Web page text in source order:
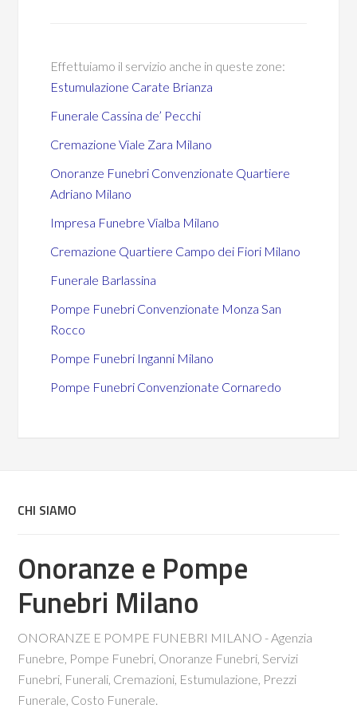
Effettuiamo il servizio anche in queste zone:
Estumulazione Carate Brianza
Funerale Cassina de’ Pecchi
Cremazione Viale Zara Milano
Onoranze Funebri Convenzionate Quartiere
Adriano Milano
Impresa Funebre Vialba Milano
Cremazione Quartiere Campo dei Fiori Milano
Funerale Barlassina
Pompe Funebri Convenzionate Monza San
Rocco
Pompe Funebri Inganni Milano
Pompe Funebri Convenzionate Cornaredo
CHI SIAMO
Onoranze e Pompe
Funebri Milano
ONORANZE E POMPE FUNEBRI MILANO - Agenzia
Funebre, Pompe Funebri, Onoranze Funebri, Servizi
Funebri, Funerali, Cremazioni, Estumulazione, Prezzi
Funerale, Costo Funerale.